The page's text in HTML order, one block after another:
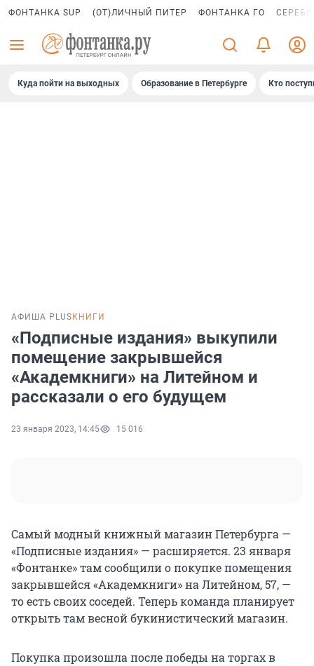
ФОНТАНКА SUP (ОТ)ЛИЧНЫЙ ПИТЕР ФОНТАНКА ГО
Куда пойти на выходных Образование в Петербурге Кто
АФИША PLUS КНИГИ
«Подписные издания» выкупили
помещение закрывшейся
«Академкниги» на Литейном и
рассказали о его будущем
23 января 2023, 14:45 15 016
Самый модный книжный магазин Петербурга —
«Подписные издания» — расширяется. 23 января
«Фонтанке» там сообщили о покупке помещения
закрывшейся «Академкниги» на Литейном, 57, —
то есть своих соседей. Теперь команда планирует
открыть там весной букинистический магазин.
Покупка произошла после победы на торгах в